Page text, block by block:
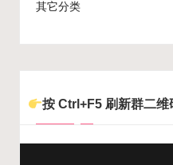
其它分类
按 Ctrl+F5 刷新群二维